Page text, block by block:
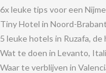
6x leuke tips voor een
Tiny Hotel in Noord-
5 leuke hotels in Ruzafa,
Wat te doen in Levanto,
Waar te verblijven in